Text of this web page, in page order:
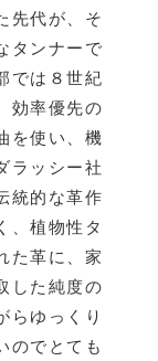
先代が、そ
タンナーで
では８世紀
効率優先の
を使い、機
ラッシー社
統的な革作
、植物性タ
た革に、家
した純度の
らゆっくり
のでとても